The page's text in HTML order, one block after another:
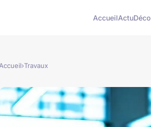
AccueilActuDéco
Accueil›Travaux